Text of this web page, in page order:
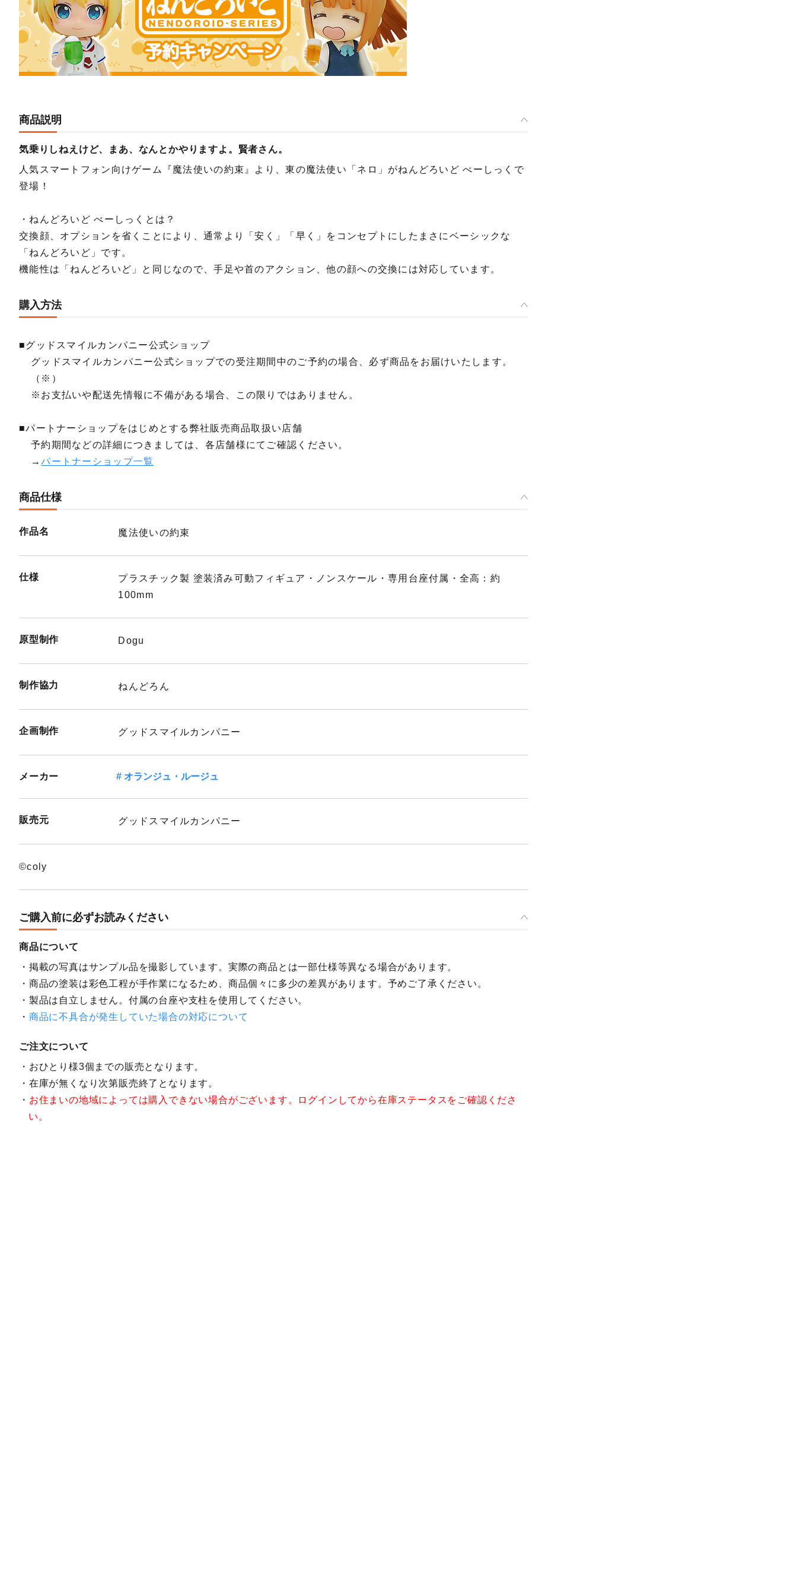
商品説明
気乗りしねえけど、まあ、なんとかやりますよ。賢者さん。
人気スマートフォン向けゲーム『魔法使いの約束』より、東の魔法使い「ネロ」がねんどろいど べーしっくで
登場！
・ねんどろいど べーしっくとは？
交換顔、オプションを省くことにより、通常より「安く」「早く」をコンセプトにしたまさにベーシックな
「ねんどろいど」です。
機能性は「ねんどろいど」と同じなので、手足や首のアクション、他の顔への交換には対応しています。
購入方法
■グッドスマイルカンパニー公式ショップ
グッドスマイルカンパニー公式ショップでの受注期間中のご予約の場合、必ず商品をお届けいたします。
（※）
※お支払いや配送先情報に不備がある場合、この限りではありません。
■パートナーショップをはじめとする弊社販売商品取扱い店舗
予約期間などの詳細につきましては、各店舗様にてご確認ください。
→パートナーショップ一覧
商品仕様
作品名 魔法使いの約束
仕様
プラスチック製 塗装済み可動フィギュア・ノンスケール・専用台座付属・全高：約
100mm
原型制作 Dogu
制作協力 ねんどろん
企画制作 グッドスマイルカンパニー
メーカー オランジュ・ルージュ
販売元 グッドスマイルカンパニー
©coly
ご購入前に必ずお読みください
商品について
掲載の写真はサンプル品を撮影しています。実際の商品とは一部仕様等異なる場合があります。
商品の塗装は彩色工程が手作業になるため、商品個々に多少の差異があります。予めご了承ください。
製品は自立しません。付属の台座や支柱を使用してください。
商品に不具合が発生していた場合の対応について
ご注文について
おひとり様3個までの販売となります。
在庫が無くなり次第販売終了となります。
お住まいの地域によっては購入できない場合がございます。ログインしてから在庫ステータスをご確認くださ
い。